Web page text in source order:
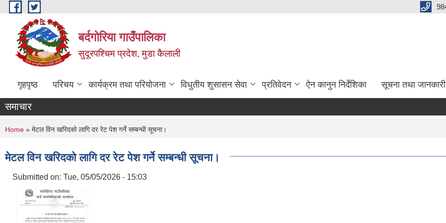
Skip to main content
बर्दगोरिया गाउँपालिका
सुदूरपश्चिम प्रदेश, मुडा कैलाली
गृहपृष्ठ परिचय कार्यक्रम तथा परियोजना विधुतीय शुसासन सेवा प्रतिवेदन ऐन कानुन निर्देशिका सूचना तथा जानकारी
समाचार
You are here
Home » मेटल विन खरिदको लागि दर रेट पेश गर्ने सम्बन्धी सूचना।
मेटल विन खरिदको लागि दर रेट पेश गर्ने सम्बन्धी सूचना।
Submitted on: Tue, 05/05/2026 - 15:03